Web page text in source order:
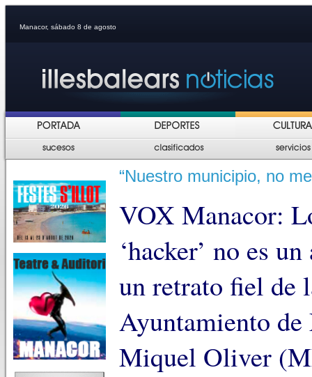
Manacor, sábado 8 de agosto
“Nuestro municipio, no
VOX Manacor:
‘hacker’ no es
un retrato fiel de
Ayuntamiento
Miquel Oliver